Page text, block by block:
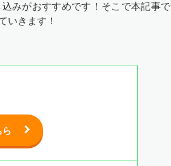
込みがおすすめです！そこで本記事で
いきます！
ら